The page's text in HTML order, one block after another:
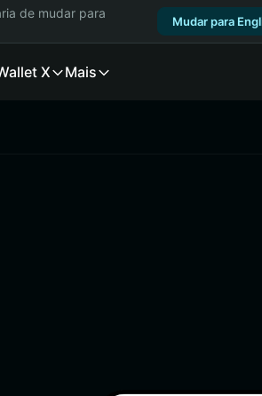
de mudar para
Mudar para
X Mais